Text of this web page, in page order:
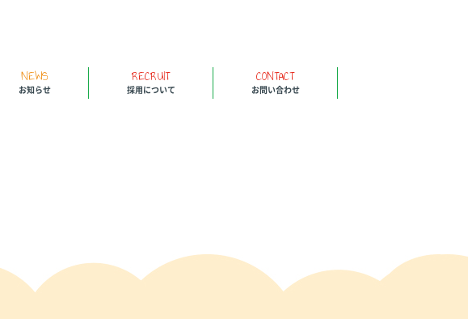
NEWS
お知らせ
RECRUIT
採用について
CONTACT
お問い合わせ